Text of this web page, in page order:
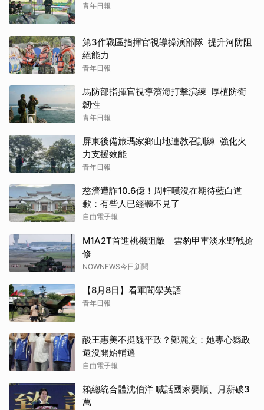
青年日報
第3作戰區指揮官視導操演部隊 提升河防阻
絕能力
青年日報
馬防部指揮官視導濱海打擊演練 厚植防衛
韌性
青年日報
屏東後備旅瑪家鄉山地連教召訓練 強化火
力支援效能
青年日報
慈濟遭詐10.6億！周軒嘆沒在期待藍白道
歉：有些人已經聽不見了
自由電子報
M1A2T首進桃機阻敵 雲豹甲車淡水野戰搶
修
NOWNEWS今日新聞
【8月8日】看軍聞學英語
青年日報
酸王惠美不挺魏平政？鄭麗文：她專心縣政
還沒開始輔選
自由電子報
賴總統合體沈伯洋 喊話國家要順、月薪破3
萬